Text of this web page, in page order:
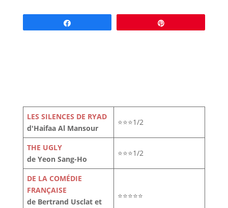
LES SILENCES DE RYAD
d'Haifaa Al Mansour
⭐⭐⭐1/2
THE UGLY
de Yeon Sang-Ho
⭐⭐⭐1/2
DE LA COMÉDIE
FRANÇAISE
de Bertrand Usclat et
⭐⭐⭐⭐⭐